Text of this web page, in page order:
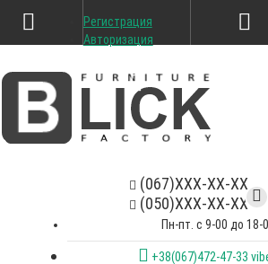
(067)XXX-XX-XX
(050)XXX-XX-XX
Пн-пт. с 9-00 до 18-
+38(067)472-47-33
Регистрация
Авторизация